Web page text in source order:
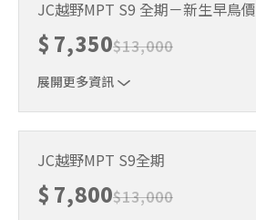
JC越野MPT S9 全期－新生早鳥價
$ 7,350$13,000
展開更多資訊
JC越野MPT S9全期
$ 7,800$13,000